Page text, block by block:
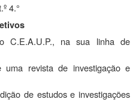
4.°
C.E.A.U.P., na sua linha de
revista de investigação e
de estudos e investigações